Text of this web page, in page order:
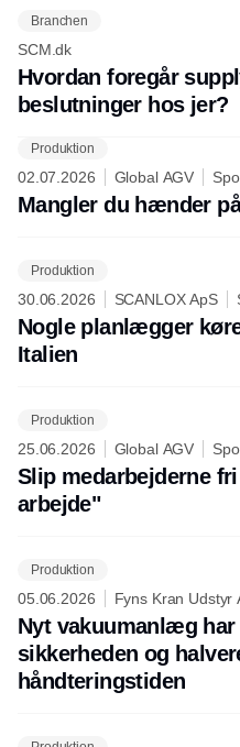
Branchen
SCM.dk
Hvordan foregår
beslutninger hos jer?
Produktion
02.07.2026 Global AGV
Mangler du hænder
Produktion
30.06.2026 SCANLOX ApS
Nogle planlægger
Italien
Produktion
25.06.2026 Global AGV
Slip medarbejderne
arbejde"
Produktion
05.06.2026 Fyns Kran Udstyr
Nyt vakuumanlæg har
sikkerheden og
håndteringstiden